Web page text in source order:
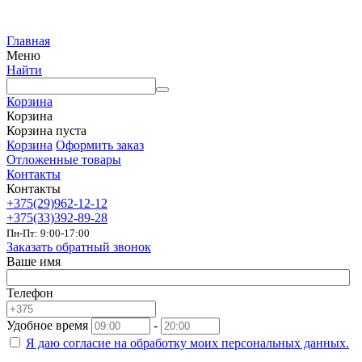
Главная
Меню
Найти
Корзина
Корзина
Корзина пуста
Корзина Оформить заказ
Отложенные товары
Контакты
Контакты
+375(29)962-12-12
+375(33)392-89-28
Пн-Пт: 9:00-17:00
Заказать обратный звонок
Ваше имя
Телефон
Удобное время
-
Я даю согласие на обработку моих персональных данных.